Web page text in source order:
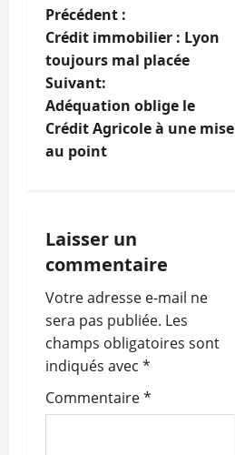
N
a
v
i
t
i
o
n
d
Précédent :
Crédit immobilier : Lyon
toujours mal placée
Suivant:
Adéquation oblige le
Crédit Agricole à une mise
au point
Laisser un
commentaire
Votre adresse e-mail ne
sera pas publiée. Les
champs obligatoires sont
indiqués avec *
Commentaire*